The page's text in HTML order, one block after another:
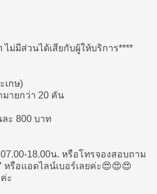
ไม่มีส่วนได้เสียกับผู้ให้บริการ****
เกษ)
มายกว่า 20 คัน
ะ 800 บาท
18.00น. หรือโทรจองสอบถาม
หรือแอดไลน์เบอร์เลยค่ะ😍😍😍
ะ